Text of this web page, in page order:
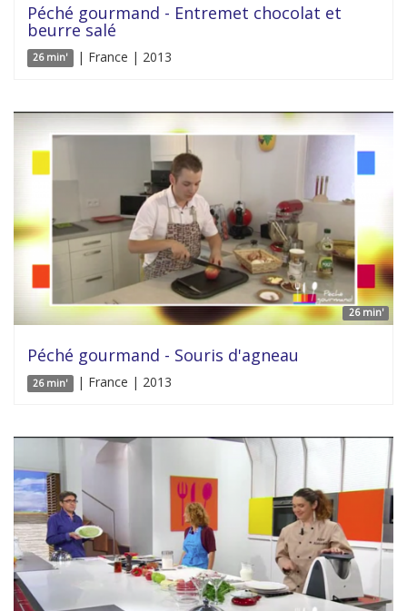
Péché gourmand - Entremet chocolat et
beurre salé
26 min' | France | 2013
26 min'
Péché gourmand - Souris d'agneau
26 min' | France | 2013